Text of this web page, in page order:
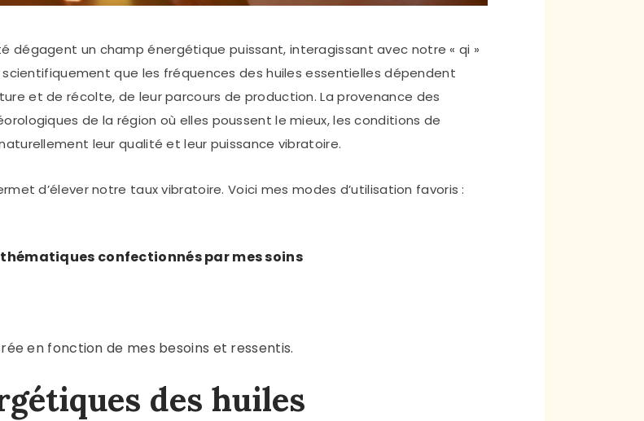
dégagent un champ énergétique puissant, interagissant avec notre « qi »
scientifiquement que les fréquences des huiles essentielles dépendent
et de récolte, de leur parcours de production. La provenance des
de la région où elles poussent le mieux, les conditions de
leur qualité et leur puissance vibratoire.
d’élever notre taux vibratoire. Voici mes modes d’utilisation favoris :
confectionnés par mes soins
en fonction de mes besoins et ressentis.
des huiles